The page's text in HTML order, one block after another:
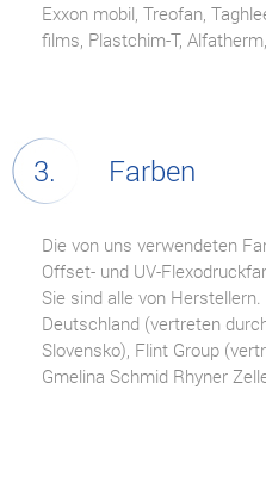
Exxon mobil, Treofan,
films, Plastchim-T,
Farben
Die von uns verwendeten
Offset- und UV-
Sie sind alle von
Deutschland (vertreten
Slovensko), Flint Group
Gmelina Schmid Rhyner